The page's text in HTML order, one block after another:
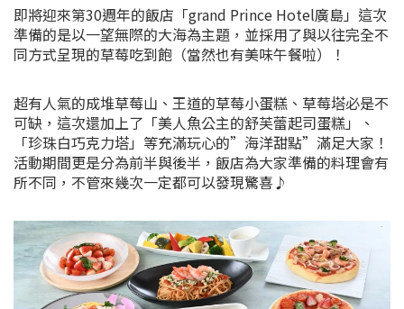
即將迎來第30週年的飯店「grand Prince Hotel廣島」這次
準備的是以一望無際的大海為主題，並採用了與以往完全不
同方式呈現的草莓吃到飽（當然也有美味午餐啦）！
超有人氣的成堆草莓山、王道的草莓小蛋糕、草莓塔必是不
可缺，這次還加上了「美人魚公主的舒芙蕾起司蛋糕」、
「珍珠白巧克力塔」等充滿玩心的”海洋甜點”滿足大家！
活動期間更是分為前半與後半，飯店為大家準備的料理會有
所不同，不管來幾次一定都可以發現驚喜♪